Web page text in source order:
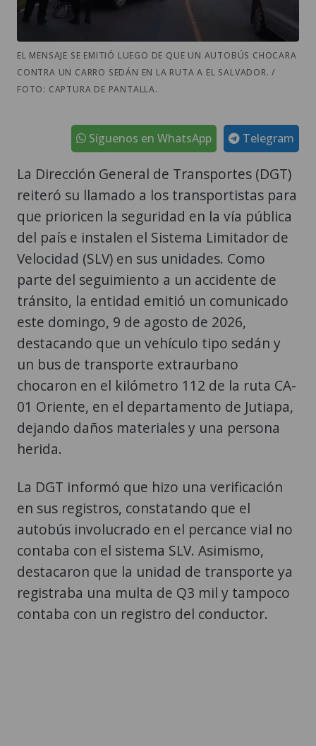
EL MENSAJE SE EMITIÓ LUEGO DE QUE UN AUTOBÚS CHOCARA
CONTRA UN CARRO SEDÁN EN LA RUTA A EL SALVADOR. /
FOTO: CAPTURA DE PANTALLA.
Telegram
Síguenos en WhatsApp
La Dirección General de Transportes (DGT)
reiteró su llamado a los transportistas para
que prioricen la seguridad en la vía pública
del país e instalen el Sistema Limitador de
Velocidad (SLV) en sus unidades. Como
parte del seguimiento a un accidente de
tránsito, la entidad emitió un comunicado
este domingo, 9 de agosto de 2026,
destacando que un vehículo tipo sedán y
un bus de transporte extraurbano
chocaron en el kilómetro 112 de la ruta CA-
01 Oriente, en el departamento de Jutiapa,
dejando daños materiales y una persona
herida.
La DGT informó que hizo una verificación
en sus registros, constatando que el
autobús involucrado en el percance vial no
contaba con el sistema SLV. Asimismo,
destacaron que la unidad de transporte ya
registraba una multa de Q3 mil y tampoco
contaba con un registro del conductor.